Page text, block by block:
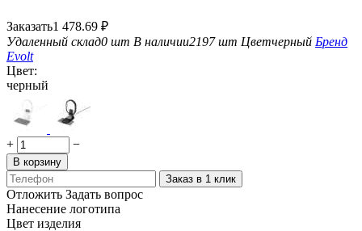
Заказать1 478.69 ₽
Удаленный склад0 шт В наличии2197 шт Цветчерный Бренд
Evolt
Цвет:
черный
+ −
В корзину
Заказ в 1 клик
Отложить Задать вопрос
Нанесение логотипа
Цвет изделия